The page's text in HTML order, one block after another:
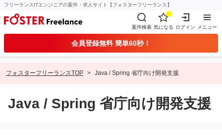
フリーランスITエンジニアの案件・求人サイト【フォスターフリーランス】
案件検索 気になる ログイン メニュー
会員登録無料 簡単60秒！
フォスターフリーランスTOP Java / Spring 省庁向け開発支援
Java / Spring 省庁向け開発支援